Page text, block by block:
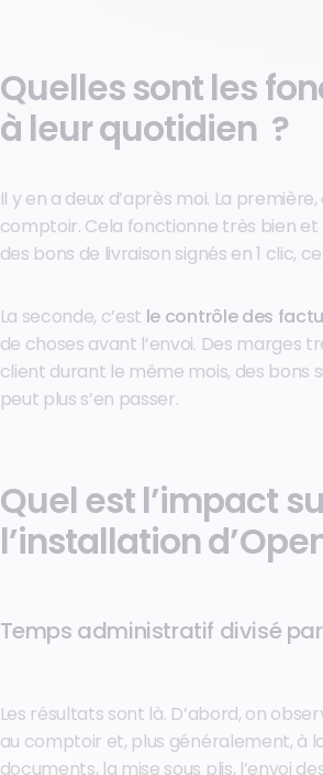
Quelles sont les
à leur quotidien ?
Il y en a deux d’après moi. La première,
comptoir. Cela fonctionne très bien
des bons de livraison signés en 1 clic,
La seconde, c’est le contrôle des
de choses avant l’envoi. Des marges
client durant le même mois, des bons
peut plus s’en passer.
Quel est l’impact
l’installation
Temps administratif divisé
Les résultats sont là. D’abord, on
au comptoir et, plus généralement, à
documents, la mise sous plis, l’envoi